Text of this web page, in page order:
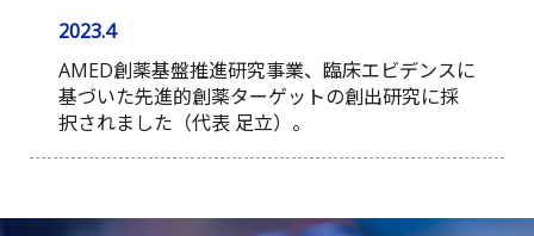
2023.4
AMED創薬基盤推進研究事業、臨床エビデンスに
基づいた先進的創薬ターゲットの創出研究に採
択されました（代表 足立）。